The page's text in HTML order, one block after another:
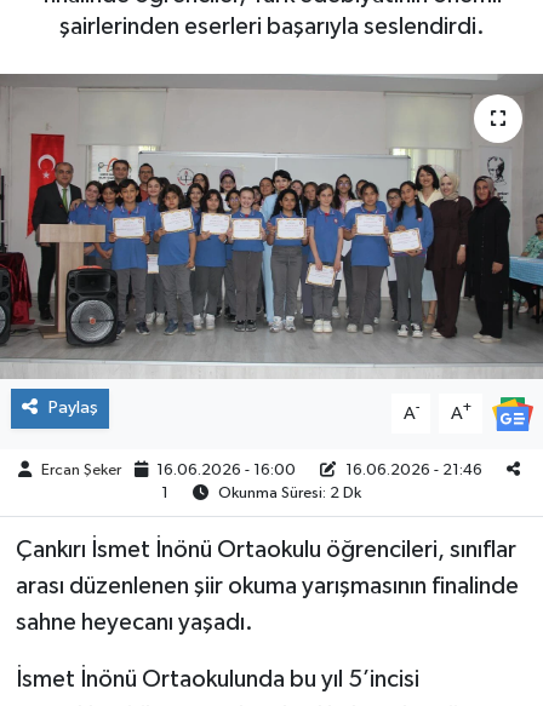
şairlerinden eserleri başarıyla seslendirdi.
Paylaş A- A+
Ercan Şeker 16.06.2026 - 16:00
16.06.2026 - 21:46
Okunma Süresi: 2 Dk
Çankırı İsmet İnönü Ortaokulu öğrencileri, sınıflar
arası düzenlenen şiir okuma yarışmasının finalinde
sahne heyecanı yaşadı.
İsmet İnönü Ortaokulunda bu yıl 5’incisi
İLÇELER
RESMİ İLANLAR
KÜLTÜR
MAGAZİN
BİLİM&TEKNOLOJİ
BÖLGE
TÜRKİYE